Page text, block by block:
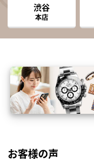
渋谷
本店
お客様の声